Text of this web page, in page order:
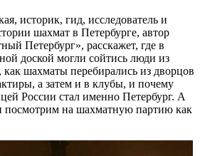
историк, гид, исследователь и
шахмат в Петербурге, автор
Петербург», расскажет, где в
доской могли сойтись люди из
как шахматы перебирались из дворцов
а затем и в клубы, и почему
России стал именно Петербург. А
посмотрим на шахматную партию как